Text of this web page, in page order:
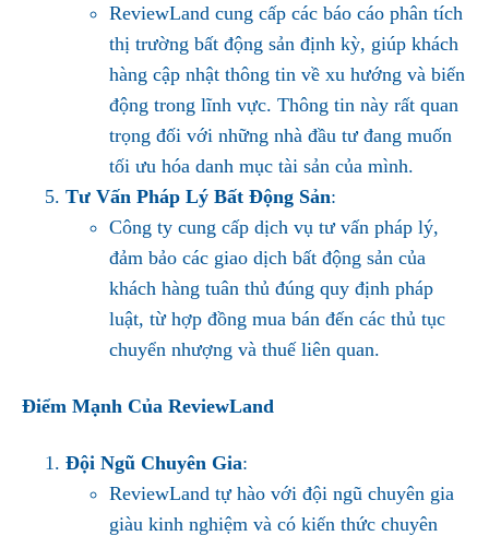
ReviewLand cung cấp các báo cáo phân tích
thị trường bất động sản định kỳ, giúp khách
hàng cập nhật thông tin về xu hướng và biến
động trong lĩnh vực. Thông tin này rất quan
trọng đối với những nhà đầu tư đang muốn
tối ưu hóa danh mục tài sản của mình.
Tư Vấn Pháp Lý Bất Động Sản:
Công ty cung cấp dịch vụ tư vấn pháp lý,
đảm bảo các giao dịch bất động sản của
khách hàng tuân thủ đúng quy định pháp
luật, từ hợp đồng mua bán đến các thủ tục
chuyển nhượng và thuế liên quan.
Điểm Mạnh Của ReviewLand
Đội Ngũ Chuyên Gia:
ReviewLand tự hào với đội ngũ chuyên gia
giàu kinh nghiệm và có kiến thức chuyên